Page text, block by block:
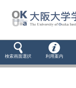
検索画面選択 利用案内